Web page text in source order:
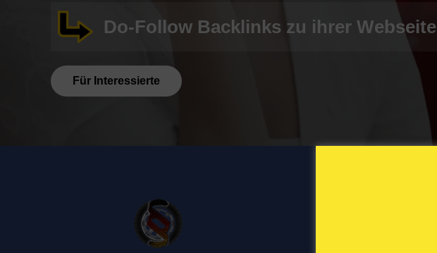
Do-Follow Backlinks zu ihrer Webseite
Für Interessierte